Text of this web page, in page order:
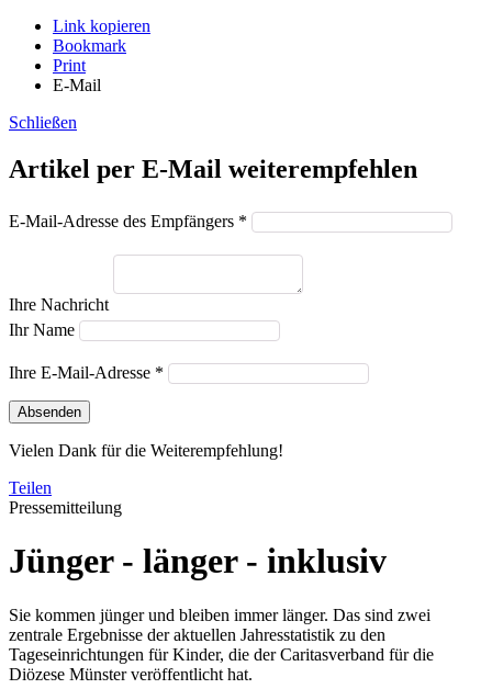
Link kopieren
Bookmark
Print
E-Mail
Schließen
Artikel per E-Mail weiterempfehlen
E-Mail-Adresse des Empfängers *
Ihre Nachricht
Ihr Name
Ihre E-Mail-Adresse *
Absenden
Vielen Dank für die Weiterempfehlung!
Teilen
Pressemitteilung
Jünger - länger - inklusiv
Sie kommen jünger und bleiben immer länger. Das sind zwei
zentrale Ergebnisse der aktuellen Jahresstatistik zu den
Tageseinrichtungen für Kinder, die der Caritasverband für die
Diözese Münster veröffentlicht hat.